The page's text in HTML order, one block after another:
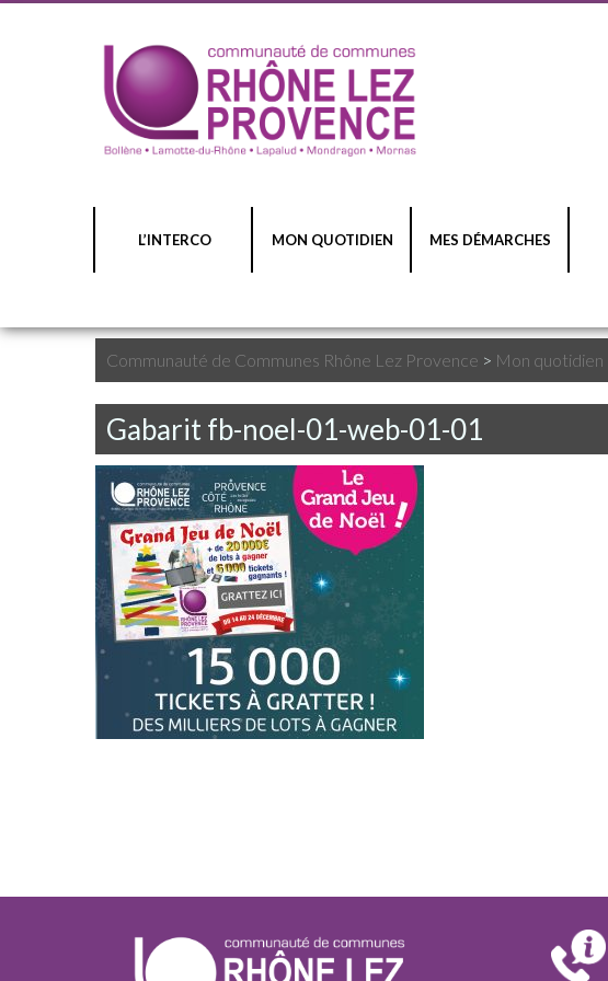
L’INTERCO MON QUOTIDIEN MES DÉMARCHES
Communauté de Communes Rhône Lez Provence > Mon quotidien
Gabarit fb-noel-01-web-01-01